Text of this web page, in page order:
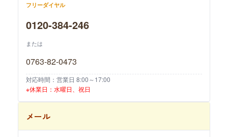
フリーダイヤル
0120-384-246
または
0763-82-0473
対応時間：営業日 8:00～17:00
※休業日：水曜日、祝日
メール